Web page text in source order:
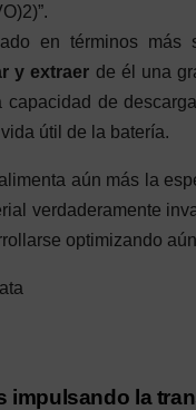
en términos más
y extraer de él una
capacidad de
útil de la batería.
aún más la
verdaderamente
optimizando
impulsando la